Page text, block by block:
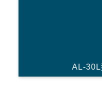
AL-30L